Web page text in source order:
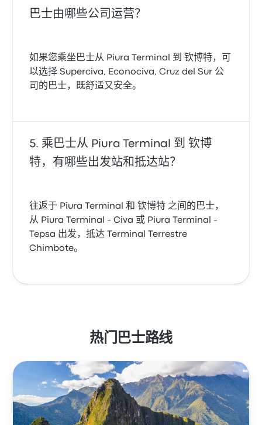
巴士由哪些公司运营？
如果您乘坐巴士从 Piura Terminal 到 钦博特，可
以选择 Superciva, Econociva, Cruz del Sur 公
司的巴士，既舒适又安全。
乘巴士从 Piura Terminal 到 钦博
特，有哪些出发站和抵达站？
往返于 Piura Terminal 和 钦博特 之间的巴士，
从 Piura Terminal - Civa 或 Piura Terminal -
Tepsa 出发，抵达 Terminal Terrestre
Chimbote。
热门巴士路线